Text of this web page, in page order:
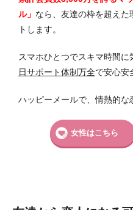
ル」 なら、友達の枠を超え
トします。
スマホひとつでスキマ時間に
日サポート体制万全で安心安
ハッピーメールで、情熱的な
女性はこちら